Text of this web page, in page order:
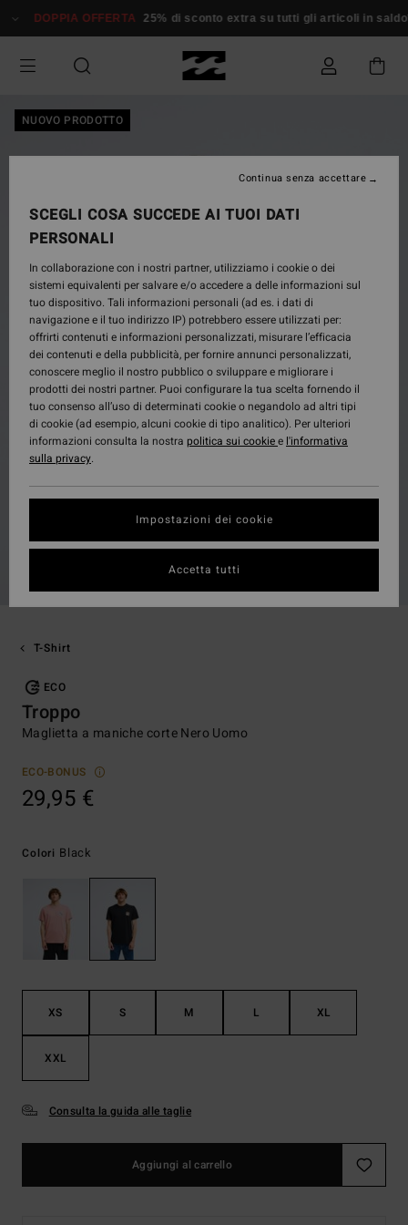
alle
prodotto
DOPPIA OFFERTA 25% di sconto extra su tutti gli articoli in saldo*
NUOVO PRODOTTO
T-Shirt
ECO
Troppo
Maglietta a maniche corte Nero Uomo
ECO-BONUS
29,95 €
Colori Black
XS S M L XL
XXL
Consulta la guida alle taglie
Aggiungi al carrello
SCEGLI COSA SUCCEDE AI TUOI DATI
PERSONALI
In collaborazione con i nostri partner, utilizziamo i cookie o dei
sistemi equivalenti per salvare e/o accedere a delle informazioni sul
tuo dispositivo. Tali informazioni personali (ad es. i dati di
navigazione e il tuo indirizzo IP) potrebbero essere utilizzati per:
offrirti contenuti e informazioni personalizzati, misurare l’efficacia
dei contenuti e della pubblicità, per fornire annunci personalizzati,
conoscere meglio il nostro pubblico o sviluppare e migliorare i
prodotti dei nostri partner. Puoi configurare la tua scelta fornendo il
tuo consenso all’uso di determinati cookie o negandolo ad altri tipi
di cookie (ad esempio, alcuni cookie di tipo analitico). Per ulteriori
informazioni consulta la nostra politica sui cookiee l'informativa
sulla privacy.
Impostazioni dei cookie
Continua senza accettare
Accetta tutti